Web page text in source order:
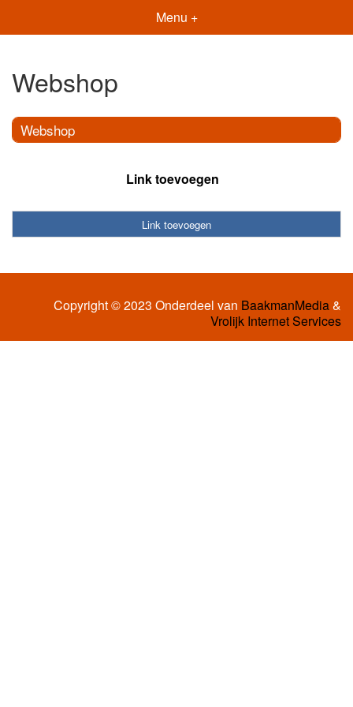
Menu +
Webshop
Webshop
Link toevoegen
Link toevoegen
Copyright © 2023 Onderdeel van BaakmanMedia&
Vrolijk Internet Services